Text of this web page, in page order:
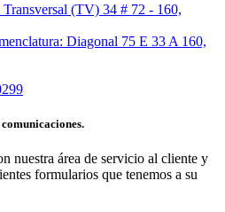
(TV) 34 # 72 - 160,
Diagonal 75 E 33 A 160,
nuestra área de servicio al cliente y
formularios que tenemos a su